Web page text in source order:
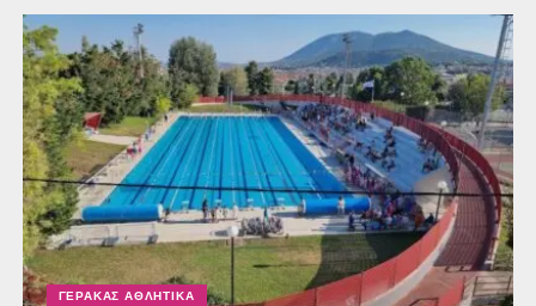
ΓΈΡΑΚΑΣ ΑΘΛΗΤΙΚΆ